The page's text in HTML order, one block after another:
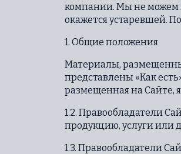
компании. Мы не можем
окажется устаревшей.
1. Общие положения
Материалы,
представлены «Как
размещенная на Сайте,
1.2. Правообладатели
продукцию, услуги или
1.3. Правообладатели